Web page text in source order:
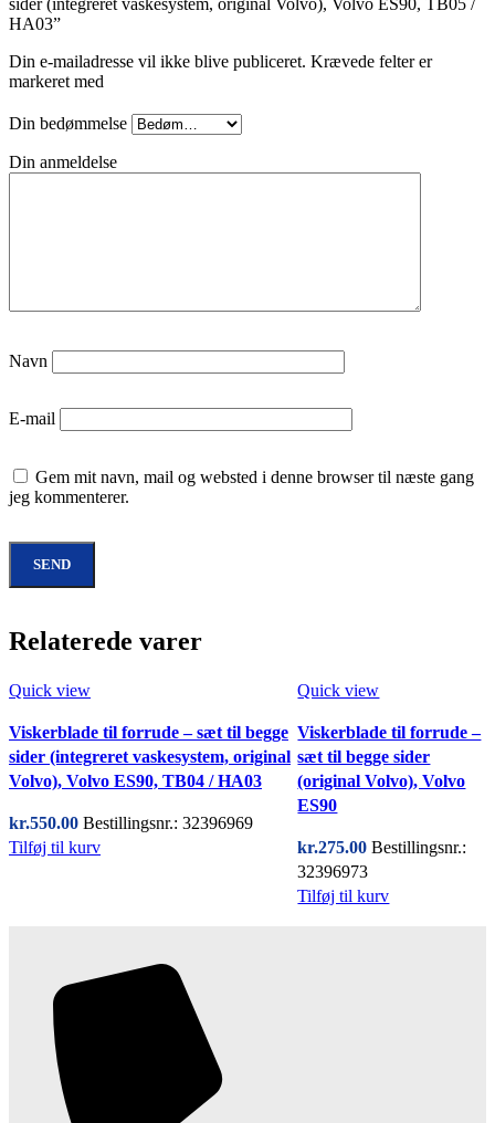
sider (integreret vaskesystem, original Volvo), Volvo ES90, TB05 /
HA03”
Din e-mailadresse vil ikke blive publiceret. Krævede felter er
markeret med
Din bedømmelse
Din anmeldelse
Navn
E-mail
Gem mit navn, mail og websted i denne browser til næste gang
jeg kommenterer.
Relaterede varer
Quick view
Viskerblade til forrude – sæt til begge
sider (integreret vaskesystem, original
Volvo), Volvo ES90, TB04 / HA03
kr.550.00 Bestillingsnr.: 32396969
Tilføj til kurv
Quick view
Viskerblade til forrude –
sæt til begge sider
(original Volvo), Volvo
ES90
kr.275.00 Bestillingsnr.:
32396973
Tilføj til kurv